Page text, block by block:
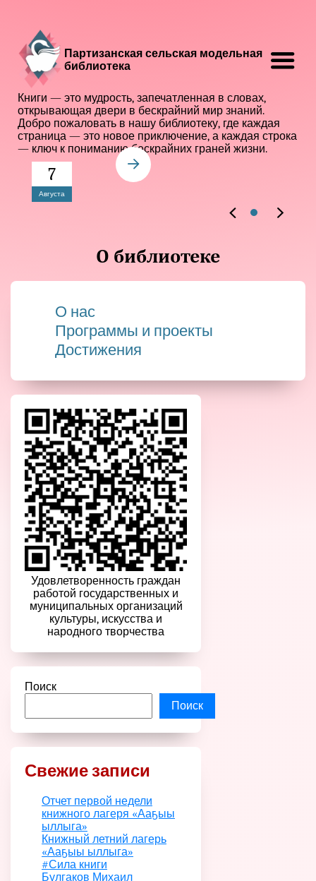
Партизанская сельская модельная
библиотека
Книги — это мудрость, запечатленная в словах,
открывающая двери в бескрайний мир знаний.
Добро пожаловать в нашу библиотеку, где каждая
страница — это новое приключение, а каждая строка
— ключ к пониманию бескрайних граней жизни.
7
Августа
О библиотеке
О нас
Программы и проекты
Достижения
Удовлетворенность граждан
работой государственных и
муниципальных организаций
культуры, искусства и
народного творчества
Поиск
Поиск
Свежие записи
Отчет первой недели
книжного лагеря «Ааҕыы
ыллыга»
Книжный летний лагерь
«Ааҕыы ыллыга»
#Сила книги
Булгаков Михаил